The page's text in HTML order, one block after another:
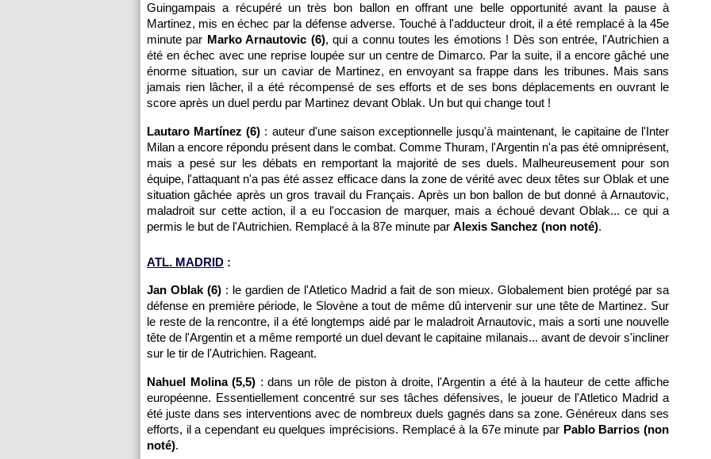
Guingampais a récupéré un très bon ballon en offrant une belle opportunité avant la pause à
Martinez, mis en échec par la défense adverse. Touché à l'adducteur droit, il a été remplacé à la 45e
minute par Marko Arnautovic (6), qui a connu toutes les émotions ! Dès son entrée, l'Autrichien a
été en échec avec une reprise loupée sur un centre de Dimarco. Par la suite, il a encore gâché une
énorme situation, sur un caviar de Martinez, en envoyant sa frappe dans les tribunes. Mais sans
jamais rien lâcher, il a été récompensé de ses efforts et de ses bons déplacements en ouvrant le
score après un duel perdu par Martinez devant Oblak. Un but qui change tout !
Lautaro Martínez (6) : auteur d'une saison exceptionnelle jusqu'à maintenant, le capitaine de l'Inter
Milan a encore répondu présent dans le combat. Comme Thuram, l'Argentin n'a pas été omniprésent,
mais a pesé sur les débats en remportant la majorité de ses duels. Malheureusement pour son
équipe, l'attaquant n'a pas été assez efficace dans la zone de vérité avec deux têtes sur Oblak et une
situation gâchée après un gros travail du Français. Après un bon ballon de but donné à Arnautovic,
maladroit sur cette action, il a eu l'occasion de marquer, mais a échoué devant Oblak... ce qui a
permis le but de l'Autrichien. Remplacé à la 87e minute par Alexis Sanchez (non noté).
ATL. MADRID :
Jan Oblak (6): le gardien de l'Atletico Madrid a fait de son mieux. Globalement bien protégé par sa
défense en première période, le Slovène a tout de même dû intervenir sur une tête de Martinez. Sur
le reste de la rencontre, il a été longtemps aidé par le maladroit Arnautovic, mais a sorti une nouvelle
tête de l'Argentin et a même remporté un duel devant le capitaine milanais... avant de devoir s'incliner
sur le tir de l'Autrichien. Rageant.
Nahuel Molina (5,5) : dans un rôle de piston à droite, l'Argentin a été à la hauteur de cette affiche
européenne. Essentiellement concentré sur ses tâches défensives, le joueur de l'Atletico Madrid a
été juste dans ses interventions avec de nombreux duels gagnés dans sa zone. Généreux dans ses
efforts, il a cependant eu quelques imprécisions. Remplacé à la 67e minute par Pablo Barrios (non
noté).